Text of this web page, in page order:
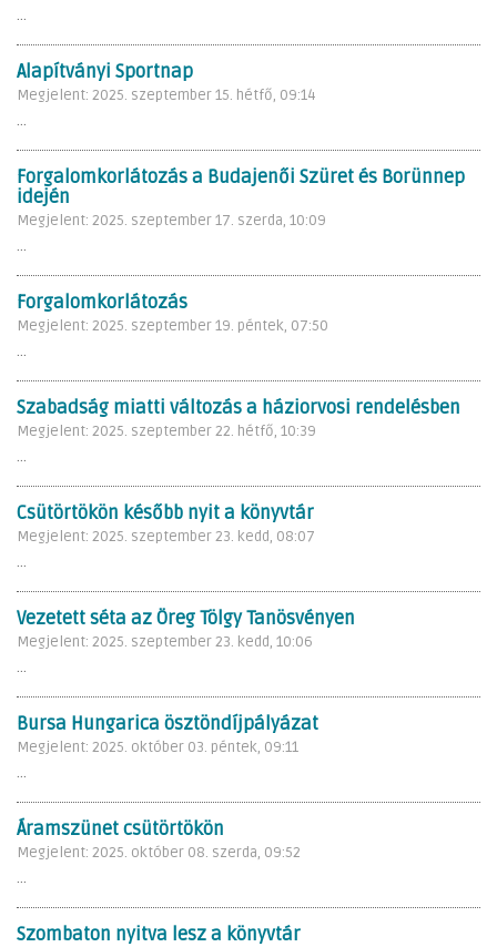
...
Alapítványi Sportnap
Megjelent: 2025. szeptember 15. hétfő, 09:14
...
Forgalomkorlátozás a Budajenői Szüret és Borünnep
idején
Megjelent: 2025. szeptember 17. szerda, 10:09
...
Forgalomkorlátozás
Megjelent: 2025. szeptember 19. péntek, 07:50
...
Szabadság miatti változás a háziorvosi rendelésben
Megjelent: 2025. szeptember 22. hétfő, 10:39
...
Csütörtökön később nyit a könyvtár
Megjelent: 2025. szeptember 23. kedd, 08:07
...
Vezetett séta az Öreg Tölgy Tanösvényen
Megjelent: 2025. szeptember 23. kedd, 10:06
...
Bursa Hungarica ösztöndíjpályázat
Megjelent: 2025. október 03. péntek, 09:11
...
Áramszünet csütörtökön
Megjelent: 2025. október 08. szerda, 09:52
...
Szombaton nyitva lesz a könyvtár